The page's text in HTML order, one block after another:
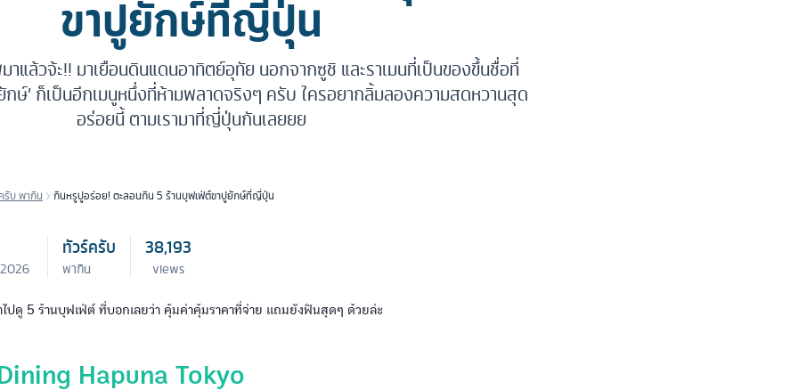
ขาปูยักษ์ที่ญี่ปุ่น
แล้วจ้ะ!! มาเยือนดินแดนอาทิตย์อุทัย นอกจากซูชิ และราเมนที่เป็นของขึ้นชื่อที่
กษ์’ ก็เป็นอีกเมนูหนึ่งที่ห้ามพลาดจริงๆ ครับ ใครอยากลิ้มลองความสดหวานสุด
อร่อยนี้ ตามเรามาที่ญี่ปุ่นกันเลยยย
รับ พากิน กินหรูปูอร่อย! ตะลอนกิน 5 ร้านบุฟเฟ่ต์ขาปูยักษ์ที่ญี่ปุ่น
ทัวร์ครับ
พากิน
38,193
views
ไปดู 5 ร้านบุฟเฟ่ต์ ที่บอกเลยว่า คุ้มค่าคุ้มราคาที่จ่าย แถมยังฟินสุดๆ ด้วยล่ะ
Hapuna Tokyo